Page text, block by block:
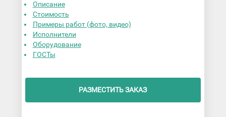
Описание
Стоимость
Примеры работ (фото, видео)
Исполнители
Оборудование
ГОСТы
РАЗМЕСТИТЬ ЗАКАЗ